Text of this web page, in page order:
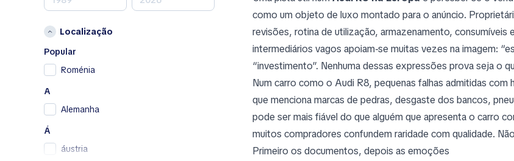
Nissan
Peugeot
Porsche
RAM
Skoda
Subaru
Localização
Popular
Roménia
A
Alemanha
Á
áustria
como um objeto de luxo montado para o anúncio.
revisões, rotina de utilização, armazenamento,
intermediários vagos apoiam-se muitas vezes na imagem:
“investimento”. Nenhuma dessas expressões prova seja o
Num carro como o Audi R8, pequenas falhas admitidas
que menciona marcas de pedras, desgaste dos bancos,
pode ser mais fiável do que alguém que apresenta o carro
muitos compradores confundem raridade com qualidade.
Primeiro os documentos, depois as emoções